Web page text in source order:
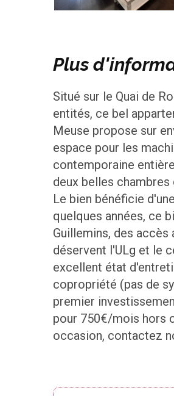
Plus
Situé sur le Quai de
entités, ce bel
Meuse propose sur
espace pour les
contemporaine
deux belles
Le bien bénéficie
quelques années, ce
Guillemins, des
déservent l'ULg et le
excellent état
copropriété (pas de
premier
pour 750€/mois hors
occasion, contactez